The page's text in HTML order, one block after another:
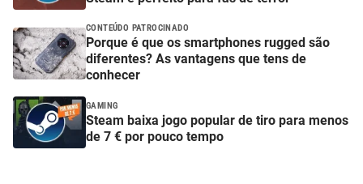
CONTEÚDO PATROCINADO
Porque é que os smartphones rugged são
diferentes? As vantagens que tens de
conhecer
GAMING
Steam baixa jogo popular de tiro para menos
de 7 € por pouco tempo